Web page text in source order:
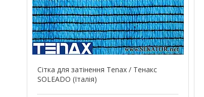
Сітка для затінення Tenax / Тенакс
SOLEADO (Італія)